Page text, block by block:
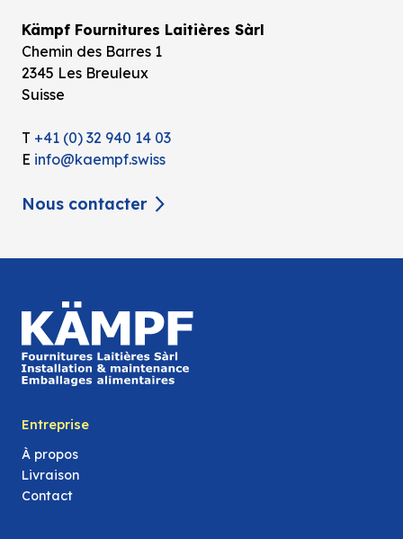
Kämpf Fournitures Laitières Sàrl
Chemin des Barres 1
2345 Les Breuleux
Suisse
T +41 (0) 32 940 14 03
E info@kaempf.swiss
Nous contacter
Entreprise
À propos
Livraison
Contact